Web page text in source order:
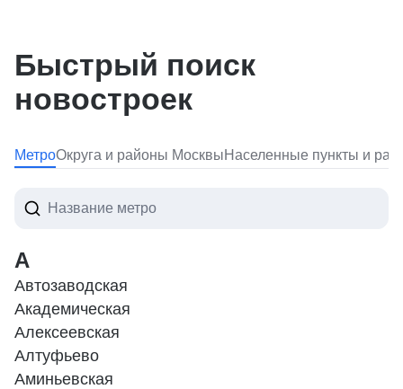
Быстрый поиск
новостроек
МетроОкруга и районы МосквыНаселенные пункты и
А
Автозаводская
Академическая
Алексеевская
Алтуфьево
Аминьевская